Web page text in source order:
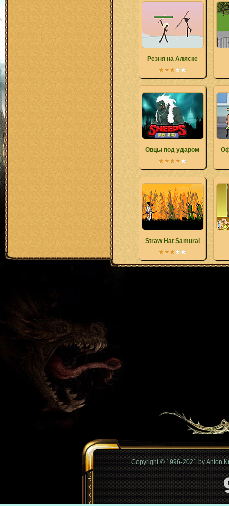
Резня на Аляске
Овцы под ударом
Straw Hat Samurai
Copyright © 1996-2021 by Anton